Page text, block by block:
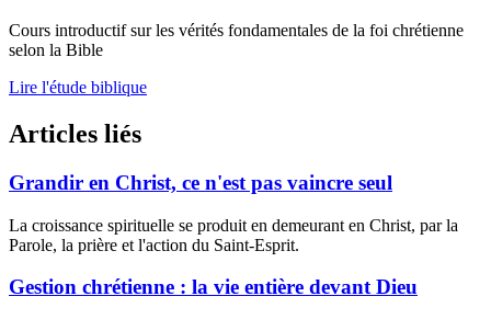
Cours introductif sur les vérités fondamentales de la foi chrétienne
selon la Bible
Lire l'étude biblique
Articles liés
Grandir en Christ, ce n'est pas vaincre seul
La croissance spirituelle se produit en demeurant en Christ, par la
Parole, la prière et l'action du Saint-Esprit.
Gestion chrétienne : la vie entière devant Dieu